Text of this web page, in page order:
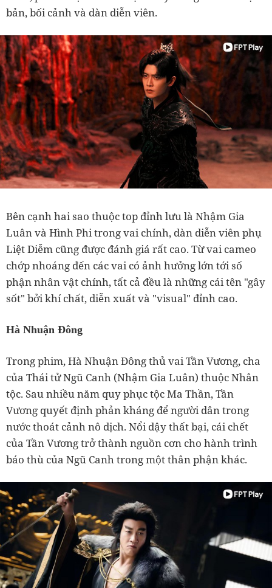
bản, bối cảnh và dàn diễn viên.
Bên cạnh hai sao thuộc top đỉnh lưu là Nhậm Gia
Luân và Hình Phi trong vai chính, dàn diễn viên phụ
Liệt Diễm cũng được đánh giá rất cao. Từ vai cameo
chớp nhoáng đến các vai có ảnh hưởng lớn tới số
phận nhân vật chính, tất cả đều là những cái tên "gây
sốt" bởi khí chất, diễn xuất và "visual" đỉnh cao.
Hà Nhuận Đông
Trong phim, Hà Nhuận Đông thủ vai Tần Vương, cha
của Thái tử Ngũ Canh (Nhậm Gia Luân) thuộc Nhân
tộc. Sau nhiều năm quy phục tộc Ma Thần, Tần
Vương quyết định phản kháng để người dân trong
nước thoát cảnh nô dịch. Nổi dậy thất bại, cái chết
của Tần Vương trở thành nguồn cơn cho hành trình
báo thù của Ngũ Canh trong một thân phận khác.